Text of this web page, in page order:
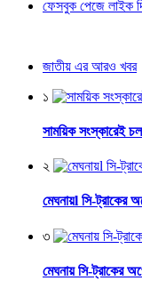
ফেসবুক পেজে লাইক
জাতীয় এর আরও খবর
১
সাময়িক সংস্কারেই
২
মেঘনায়l সি-ট্রাকের
৩
মেঘনায় সি-ট্রাকের